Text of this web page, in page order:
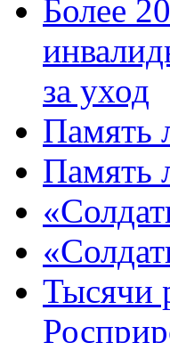
Более
за уход
Память
Память
Тысячи